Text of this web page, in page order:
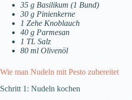
35 g Basilikum (1 Bund)
30 g Pinienkerne
1 Zehe Knoblauch
40 g Parmesan
1 TL Salz
80 ml Olivenöl
Wie man Nudeln mit Pesto zubereitet
Schritt 1: Nudeln kochen